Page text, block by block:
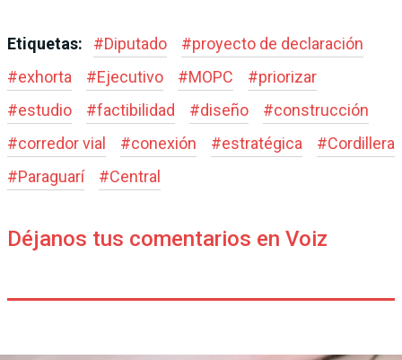
Etiquetas: #Diputado #proyecto de declaración
#exhorta #Ejecutivo #MOPC #priorizar
#estudio #factibilidad #diseño #construcción
#corredor vial #conexión #estratégica #Cordillera
#Paraguarí #Central
Déjanos tus comentarios en Voiz